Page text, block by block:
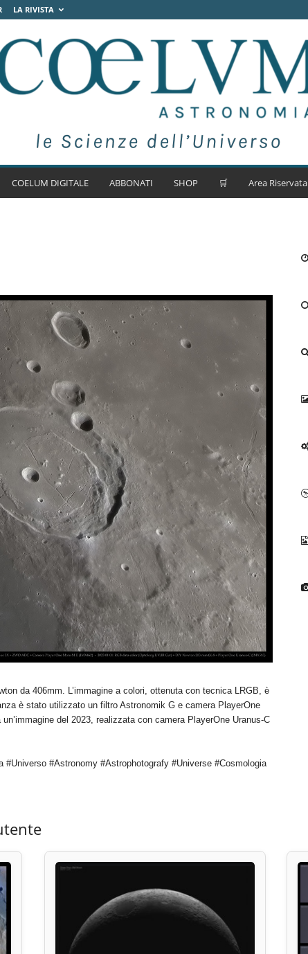
LA RIVISTA
COELUM DIGITALE ABBONATI SHOP 🛒 Area Riservata
da 406mm. L’immagine a colori, ottenuta con tecnica LRGB, è
è stato utilizzato un filtro Astronomik G e camera PlayerOne
del 2023, realizzata con camera PlayerOne Uranus-C
#Astronomy #Astrophotografy #Universe #Cosmologia